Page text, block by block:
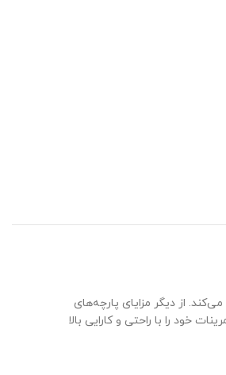
از دیگر مزایای پارچه‌های
خود را با راحتی و کارایی بالا